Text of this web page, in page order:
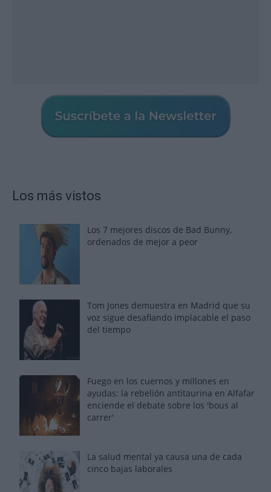
Los más vistos
Los 7 mejores discos de Bad Bunny,
ordenados de mejor a peor
Tom Jones demuestra en Madrid que su
voz sigue desafiando implacable el paso
del tiempo
Fuego en los cuernos y millones en
ayudas: la rebelión antitaurina en Alfafar
enciende el debate sobre los 'bous al
carrer'
La salud mental ya causa una de cada
cinco bajas laborales